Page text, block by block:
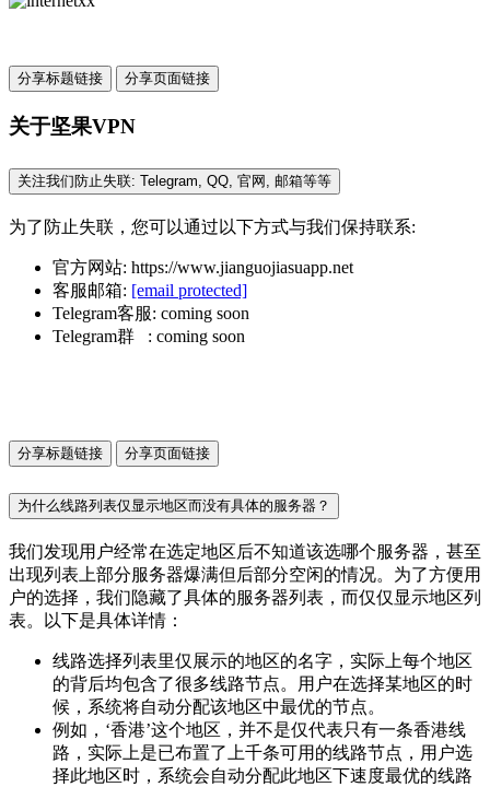
分享标题链接 分享页面链接
关于坚果VPN
关注我们防止失联: Telegram, QQ, 官网, 邮箱等等
为了防止失联，您可以通过以下方式与我们保持联系:
官方网站: https://www.jianguojiasuapp.net
客服邮箱: [email protected]
Telegram客服: coming soon
Telegram群 : coming soon
分享标题链接 分享页面链接
为什么线路列表仅显示地区而没有具体的服务器？
我们发现用户经常在选定地区后不知道该选哪个服务器，甚至
出现列表上部分服务器爆满但后部分空闲的情况。为了方便用
户的选择，我们隐藏了具体的服务器列表，而仅仅显示地区列
表。以下是具体详情：
线路选择列表里仅展示的地区的名字，实际上每个地区
的背后均包含了很多线路节点。用户在选择某地区的时
候，系统将自动分配该地区中最优的节点。
例如，‘香港’这个地区，并不是仅代表只有一条香港线
路，实际上是已布置了上千条可用的线路节点，用户选
择此地区时，系统会自动分配此地区下速度最优的线路